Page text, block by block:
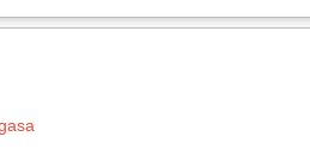
na życie, majątkowe, grupowe).